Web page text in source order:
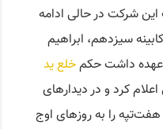
شرکت در حالی ادامه
سیزدهم، ابراهیم
عهده داشت حکمخلع ید
کرد و در دیدارهای
هفت‌تپه را به روزهای اوج